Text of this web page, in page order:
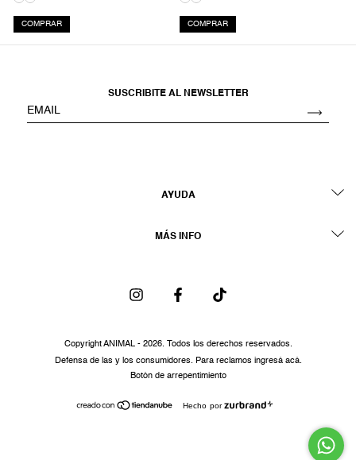
COMPRAR COMPRAR
SUSCRIBITE AL NEWSLETTER
AYUDA
MÁS INFO
Copyright ANIMAL - 2026. Todos los derechos reservados.
Defensa de las y los consumidores. Para reclamos ingresá acá.
Botón de arrepentimiento
Hecho por